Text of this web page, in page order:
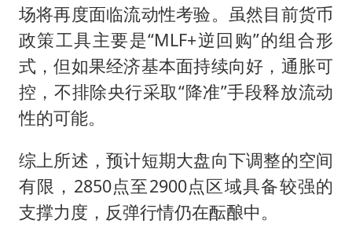
场将再度面临流动性考验。虽然目前货币
政策工具主要是“MLF+逆回购”的组合形
式，但如果经济基本面持续向好，通胀可
控，不排除央行采取“降准”手段释放流动
性的可能。
综上所述，预计短期大盘向下调整的空间
有限，2850点至2900点区域具备较强的
支撑力度，反弹行情仍在酝酿中。